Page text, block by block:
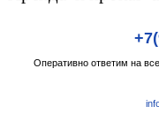
Оперативно ответим на